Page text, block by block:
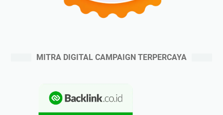
MITRA DIGITAL CAMPAIGN TERPERCAYA